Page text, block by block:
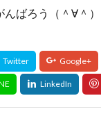
ばろう（＾∀＾）